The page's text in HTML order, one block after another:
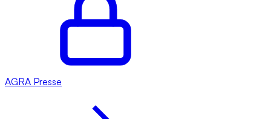
AGRA Presse